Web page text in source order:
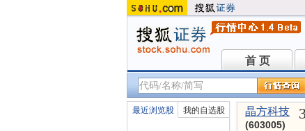
首 页
首 页
最近浏览股 我的自选股 晶方科技
(603005)